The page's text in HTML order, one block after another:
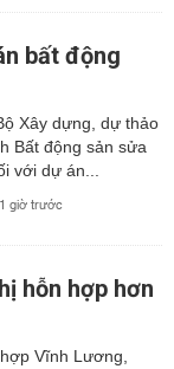
bất động
Xây dựng, dự thảo
Bất động sản sửa
với dự án...
giờ trước
hỗn hợp hơn
Vĩnh Lương,